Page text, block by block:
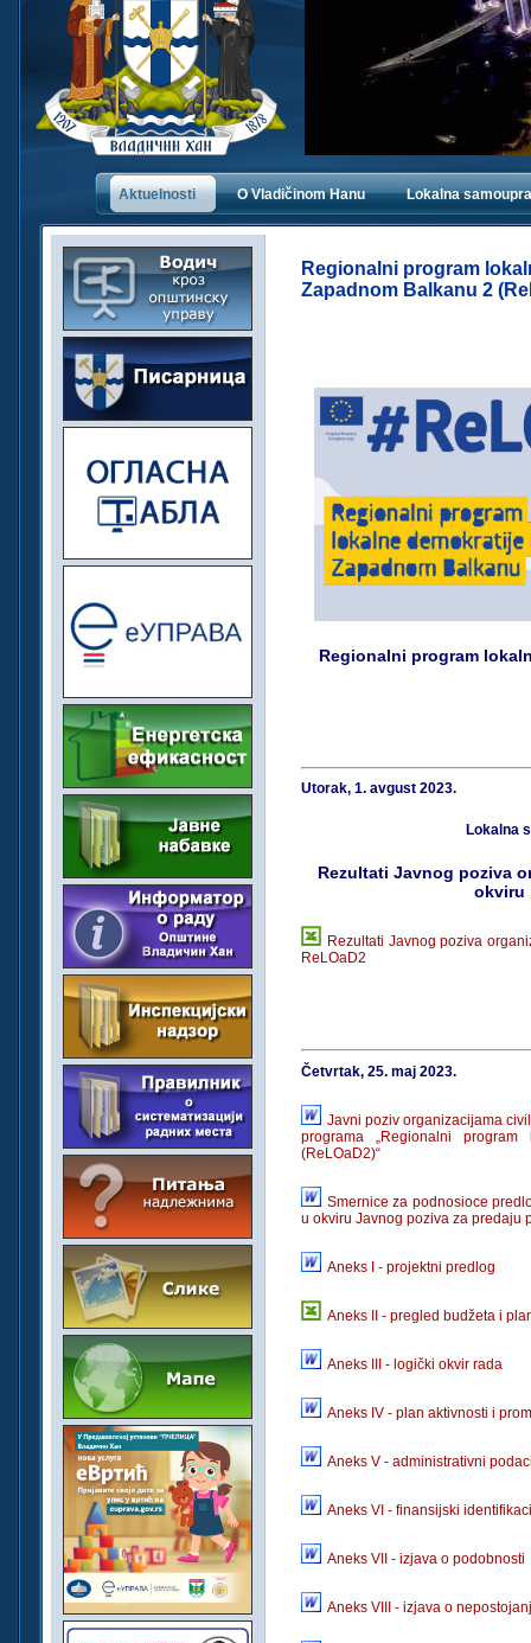
Aktuelnosti O Vladičinom Hanu Lokalna
Regionalni program
Zapadnom Balkanu 2
Regionalni program
Utorak, 1. avgust 2023.
Lokalna
Rezultati Javnog poziva
okviru
Rezultati Javnog poziva
ReLOaD2
Četvrtak, 25. maj 2023.
Javni poziv organizacijama
programa „Regionalni
(ReLOaD2)“
Smernice za podnosioce
u okviru Javnog poziva za predaju
Aneks I - projektni predlog
Aneks II - pregled budžeta i
Aneks III - logički okvir rada
Aneks IV - plan aktivnosti i
Aneks V - administrativni
Aneks VI - finansijski
Aneks VII - izjava o podobnosti
Aneks VIII - izjava o